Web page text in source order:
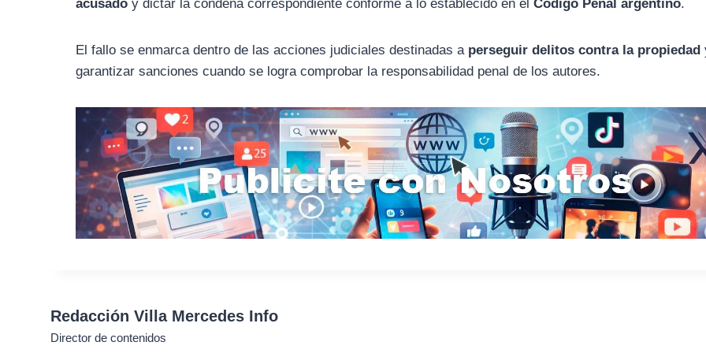
acusado y dictar la condena correspondiente conforme a lo establecido en elCódigo Penal argentino.
El fallo se enmarca dentro de las acciones judiciales destinadas a perseguir delitos contra la propiedad
garantizar sanciones cuando se logra comprobar la responsabilidad penal de los autores.
Redacción Villa Mercedes Info
Director de contenidos